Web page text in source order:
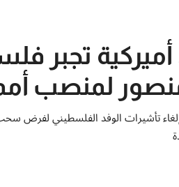
تجبر
لمنصب
تأشيرات الوفد الفلسطيني